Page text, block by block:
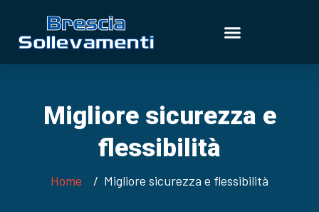
Migliore sicurezza e
flessibilità
Home Migliore sicurezza e flessibilità